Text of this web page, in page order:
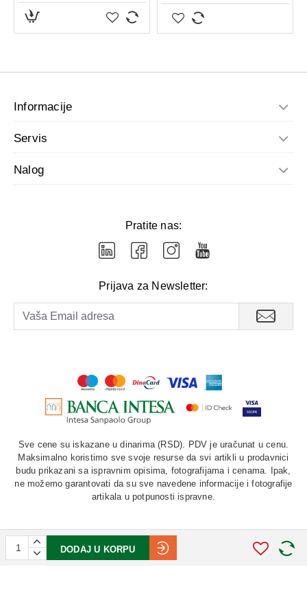
DODAJ U KORPU
Informacije
Servis
Nalog
Pratite nas:
Prijava za Newsletter:
Sve cene su iskazane u dinarima (RSD). PDV je uračunat u cenu.
Maksimalno koristimo sve svoje resurse da svi artikli u prodavnici
budu prikazani sa ispravnim opisima, fotografijama i cenama. Ipak,
ne možemo garantovati da su sve navedene informacije i fotografije
artikala u potpunosti ispravne.
©2026. AU "LAURUS". Sva prava zadržana.